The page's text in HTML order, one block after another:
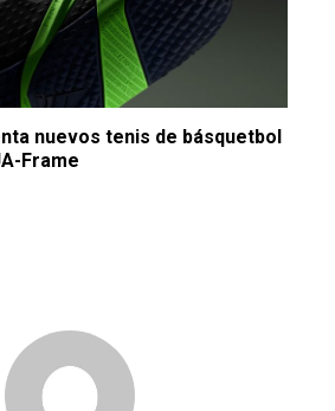
nuevos tenis de básquetbol
Frame